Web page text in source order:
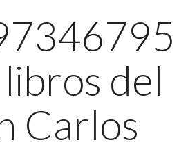
libros del
Carlos